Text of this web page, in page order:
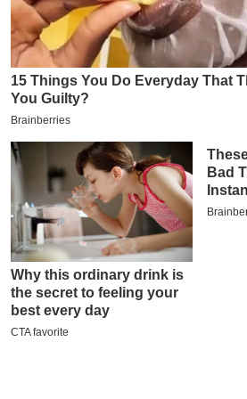
म
ई
-
पे
प
र
मि
सा
ल
बे
मि
सा